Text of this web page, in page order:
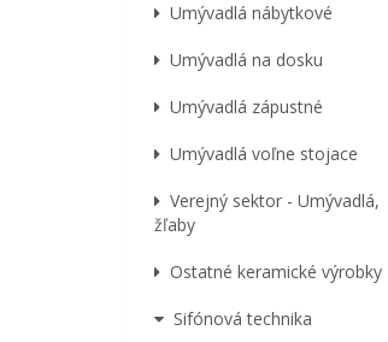
Umývadlá nábytkové
Umývadlá na dosku
Umývadlá zápustné
Umývadlá voľne stojace
Verejný sektor - Umývadlá,
žľaby
Ostatné keramické výrobky
Sifónová technika